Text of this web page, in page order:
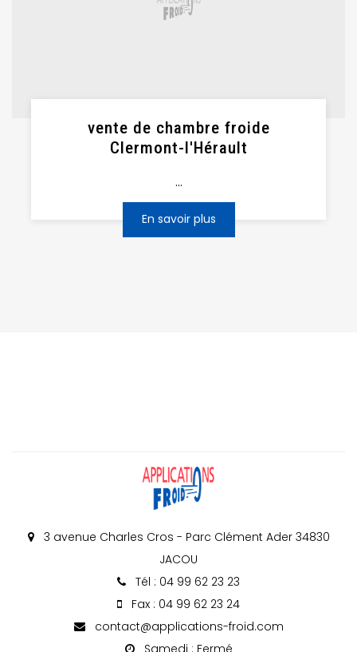
vente de chambre froide
Clermont-l'Hérault
...
En savoir plus
3 avenue Charles Cros - Parc Clément Ader 34830
JACOU
Tél : 04 99 62 23 23
Fax : 04 99 62 23 24
contact@applications-froid.com
Samedi : Fermé